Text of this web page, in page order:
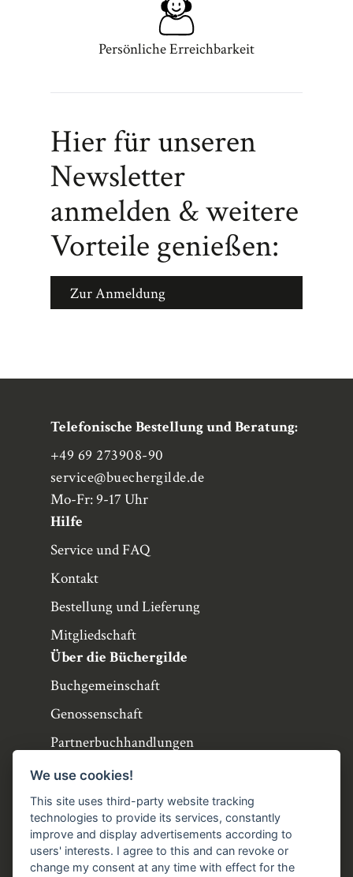
Persönliche Erreichbarkeit
Hier für unseren
Newsletter
anmelden & weitere
Vorteile genießen:
Zur Anmeldung
Telefonische Bestellung und Beratung:
+49 69 273908-90
service@buechergilde.de
Mo-Fr: 9-17 Uhr
Hilfe
Service und FAQ
Kontakt
Bestellung und Lieferung
Mitgliedschaft
Über die Büchergilde
Buchgemeinschaft
Genossenschaft
Partnerbuchhandlungen
Büchergilde online
Stellenangebote
Folgen Sie uns!
FacebookInstagramYouTubeTikTok
We use cookies!
This site uses third-party website tracking
technologies to provide its services, constantly
improve and display advertisements according to
users' interests. I agree to this and can revoke or
change my consent at any time with effect for the